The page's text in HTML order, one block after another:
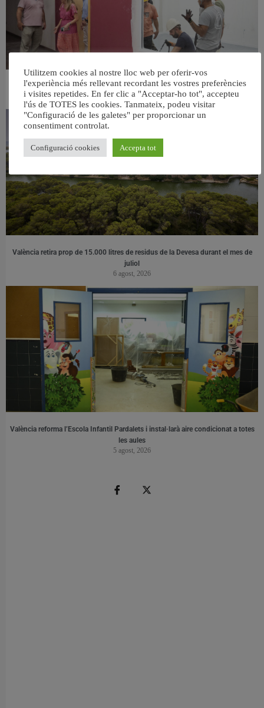
València ultima el nou centre per a persones majors del barri de Sant Antoni
6 agost, 2026
València retira prop de 15.000 litres de residus de la Devesa durant el mes de
juliol
6 agost, 2026
València reforma l’Escola Infantil Pardalets i instal·larà aire condicionat a totes
les aules
5 agost, 2026
Utilitzem cookies al nostre lloc web per oferir-vos
l'experiència més rellevant recordant les vostres preferències
i visites repetides. En fer clic a "Acceptar-ho tot", accepteu
l'ús de TOTES les cookies. Tanmateix, podeu visitar
"Configuració de les galetes" per proporcionar un
consentiment controlat.
Configuració cookies Accepta tot